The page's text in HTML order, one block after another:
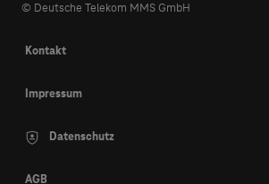
© Deutsche Telekom MMS GmbH
Kontakt
Impressum
Datenschutz
AGB